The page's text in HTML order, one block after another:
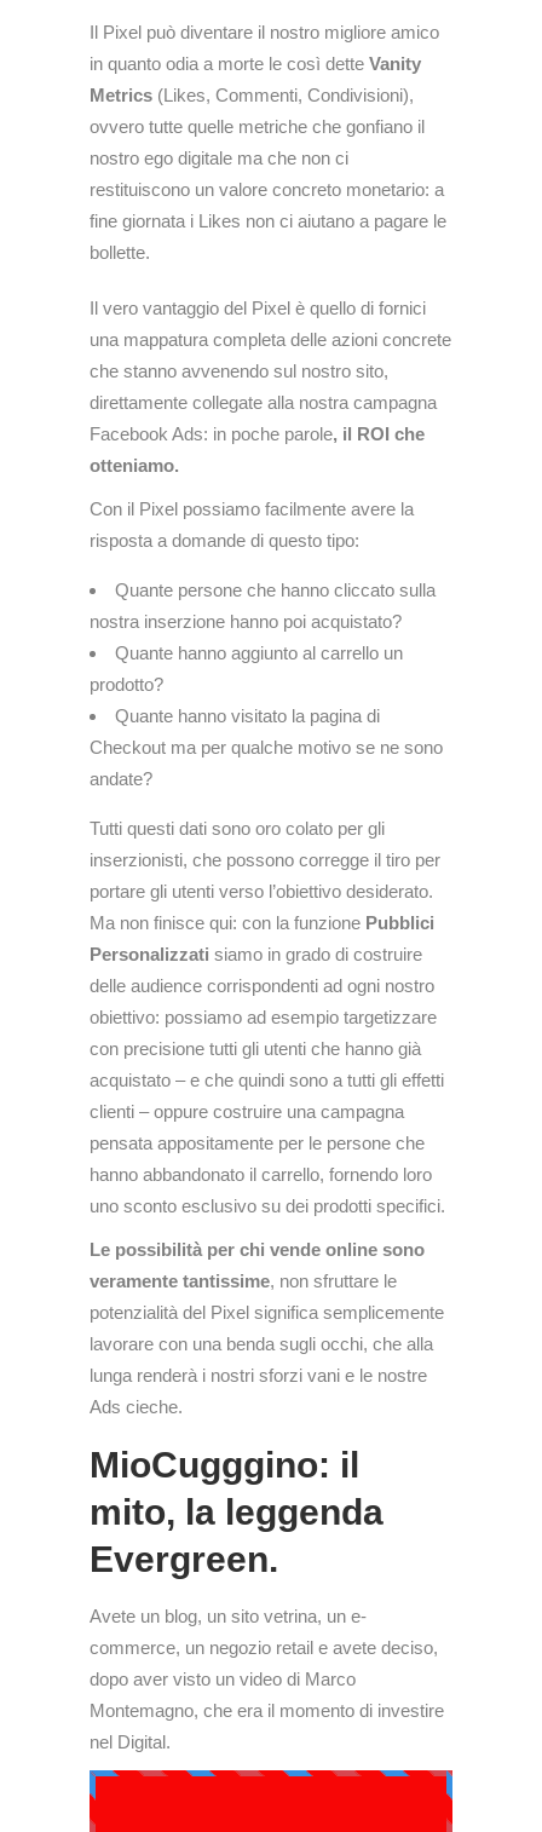
Il Pixel può diventare il nostro migliore amico
in quanto odia a morte le così dette Vanity
Metrics (Likes, Commenti, Condivisioni),
ovvero tutte quelle metriche che gonfiano il
nostro ego digitale ma che non ci
restituiscono un valore concreto monetario: a
fine giornata i Likes non ci aiutano a pagare le
bollette.
Il vero vantaggio del Pixel è quello di fornici
una mappatura completa delle azioni concrete
che stanno avvenendo sul nostro sito,
direttamente collegate alla nostra campagna
Facebook Ads: in poche parole, il ROI che
otteniamo.
Con il Pixel possiamo facilmente avere la
risposta a domande di questo tipo:
Quante persone che hanno cliccato sulla
nostra inserzione hanno poi acquistato?
Quante hanno aggiunto al carrello un
prodotto?
Quante hanno visitato la pagina di
Checkout ma per qualche motivo se ne sono
andate?
Tutti questi dati sono oro colato per gli
inserzionisti, che possono corregge il tiro per
portare gli utenti verso l’obiettivo desiderato.
Ma non finisce qui: con la funzione Pubblici
Personalizzati siamo in grado di costruire
delle audience corrispondenti ad ogni nostro
obiettivo: possiamo ad esempio targetizzare
con precisione tutti gli utenti che hanno già
acquistato – e che quindi sono a tutti gli effetti
clienti – oppure costruire una campagna
pensata appositamente per le persone che
hanno abbandonato il carrello, fornendo loro
uno sconto esclusivo su dei prodotti specifici.
Le possibilità per chi vende online sono
veramente tantissime, non sfruttare le
potenzialità del Pixel significa semplicemente
lavorare con una benda sugli occhi, che alla
lunga renderà i nostri sforzi vani e le nostre
Ads cieche.
MioCugggino: il
mito, la leggenda
Evergreen.
Avete un blog, un sito vetrina, un e-
commerce, un negozio retail e avete deciso,
dopo aver visto un video di Marco
Montemagno, che era il momento di investire
nel Digital.